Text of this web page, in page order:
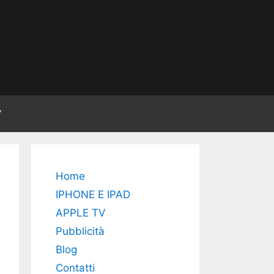
Home
IPHONE E IPAD
APPLE TV
Pubblicità
Blog
Contatti